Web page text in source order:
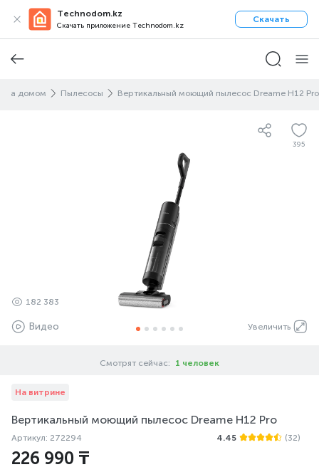
Technodom.kz
Скачать приложение Technodom.kz
Скачать
за домом Пылесосы Вертикальный моющий пылесос Dreame H12 Pro
395
Увеличить
182 383
Видео
Смотрят сейчас: 1 человек
На витрине
Вертикальный моющий пылесос Dreame H12 Pro
Артикул: 272294 4.45 (32)
226 990 ₸